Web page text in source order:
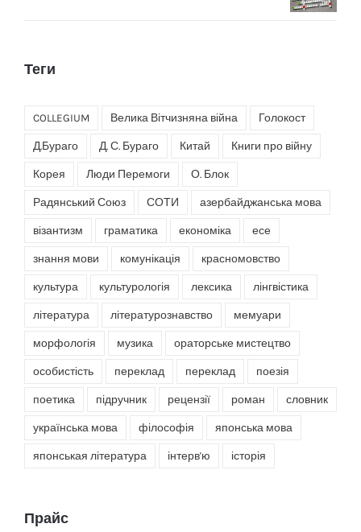
Теги
COLLEGIUM Велика Вітчизняна війна Голокост
Д.Бураго Д. С. Бураго Китай Книги про війну
Корея Люди Перемоги О. Блок
Радянський Союз СОТИ азербайджанська мова
візантизм граматика економіка есе
знання мови комунікація красномовство
культура культурологія лексика лінгвістика
література літературознавство мемуари
морфологія музика ораторське мистецтво
особистість переклад переклад поезія
поетика підручник рецензії роман словник
українська мова філософія японська мова
японськая література інтерв'ю історія
Прайс